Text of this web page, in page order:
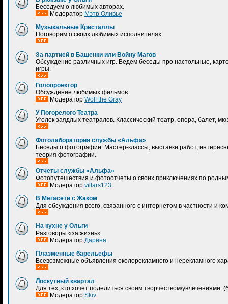
Беседуем о любимых авторах.
Модератор Мэтр Оливье
Музыкальные Кристаллы
Поговорим о своих любимых исполнителях.
За партией в Башенки или Войну Магов
Обсуждение различных игр. Ведем беседы про настольные,
игры.
Голопроектор
Обсуждение любимых фильмов.
Модератор Wolf the Gray
У Погорелого Театра
Уголок заядлых театралов. Классический театр, опера, балет,
Фотолаборатория службы «Альфа»
Беседы о фотографии. Мастер-классы, выставки работ,
теория фотографии.
Отчеты службы «Альфа»
Фотопутешествия и фотоотчеты о своих приключениях по
Модератор villars123
В Мегасети с Жаком
Для обсуждения всего, связанного с интернетом в частности и
На кухне у Ольги
Разговоры «за жизнь»
Модератор Дарина
Плазменные барельефы
Всевозможные объявления околорекламного и нерекламного
Лоскутный квартал
Для тех, кто хочет поделиться своим творчеством/
Модератор Skiv